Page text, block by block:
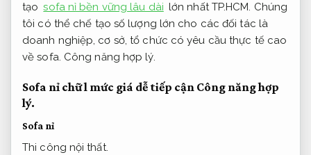
tạo sofa nỉ bền vững lâu dài lớn nhất TP.HCM. Chúng
tôi có thể chế tạo số lượng lớn cho các đối tác là
doanh nghiệp, cơ sở, tổ chức có yêu cầu thực tế cao
về sofa. Công năng hợp lý.
Sofa nỉ chữ l mức giá dễ tiếp cận Công năng hợp
lý.
Sofa nỉ
Thi công nội thất.